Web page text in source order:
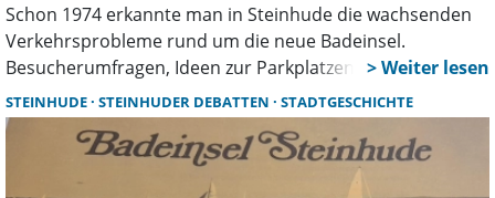
Schon 1974 erkannte man in Steinhude die wachsenden
Verkehrsprobleme rund um die neue Badeinsel.
Besucherumfragen, Ideen zur Parkplatzentlastung und
fehlende Konzepte bestimmten damals wie heute die
Debatte. Ein Blick zurück zeigt erstaunliche Parallelen zur
aktuellen Situation.
STEINHUDE STEINHUDER DEBATTEN STADTGESCHICHTE